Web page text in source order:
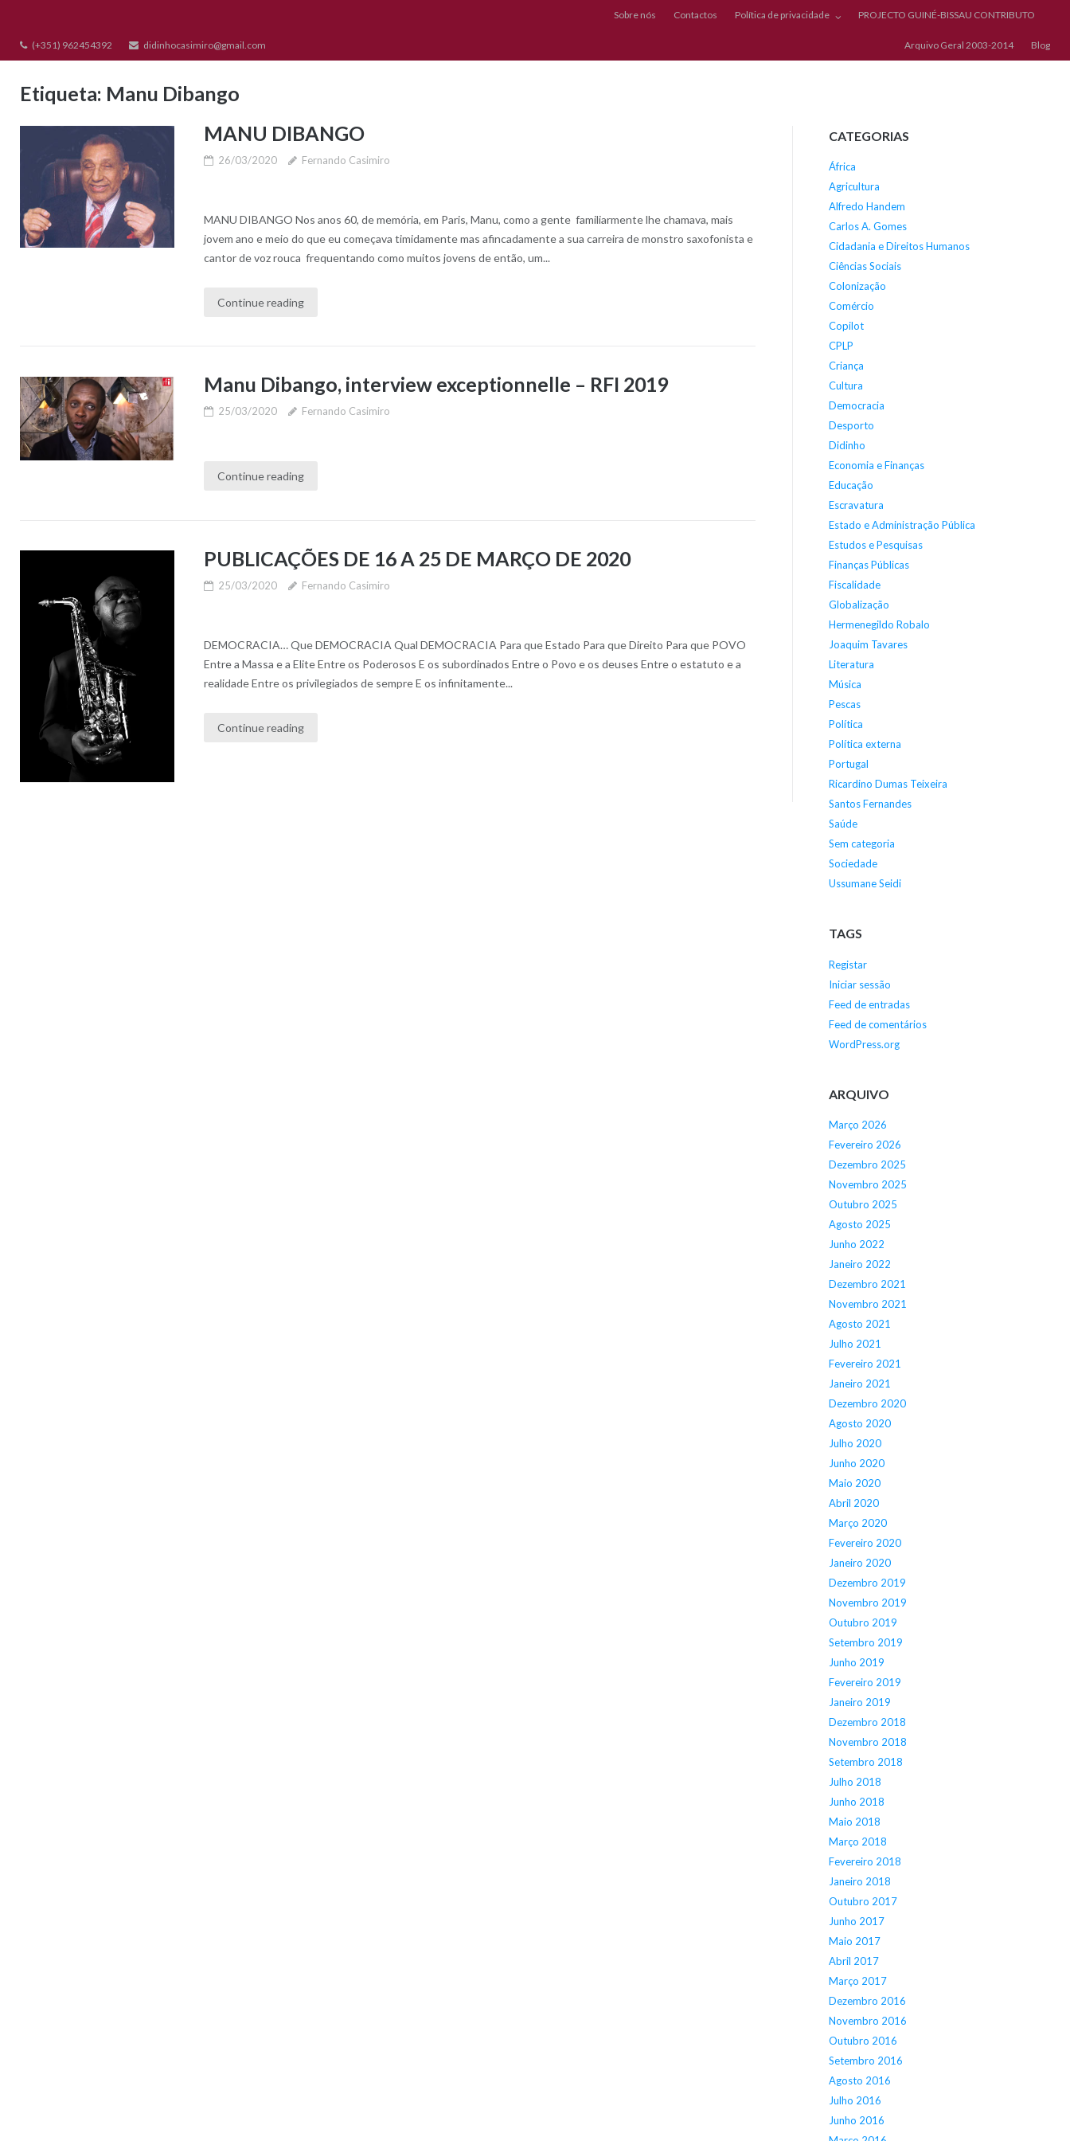
content(+351) 962454392 didinhocasimiro@gmail.com
Sobre nós Contactos Política de privacidade PROJECTO GUINÉ-BISSAU CONTRIBUTO
Arquivo Geral 2003-2014 Blog
Etiqueta: Manu Dibango
MANU DIBANGO
26/03/2020 Fernando Casimiro
MANU DIBANGO Nos anos 60, de memória, em Paris, Manu, como a gente familiarmente lhe chamava, mais
jovem ano e meio do que eu começava timidamente mas afincadamente a sua carreira de monstro saxofonista e
cantor de voz rouca frequentando como muitos jovens de então, um...
Continue reading
Manu Dibango, interview exceptionnelle – RFI 2019
25/03/2020 Fernando Casimiro
Continue reading
PUBLICAÇÕES DE 16 A 25 DE MARÇO DE 2020
25/03/2020 Fernando Casimiro
DEMOCRACIA… Que DEMOCRACIA Qual DEMOCRACIA Para que Estado Para que Direito Para que POVO
Entre a Massa e a Elite Entre os Poderosos E os subordinados Entre o Povo e os deuses Entre o estatuto e a
realidade Entre os privilegiados de sempre E os infinitamente...
Continue reading
CATEGORIAS
África
Agricultura
Alfredo Handem
Carlos A. Gomes
Cidadania e Direitos Humanos
Ciências Sociais
Colonização
Comércio
Copilot
CPLP
Criança
Cultura
Democracia
Desporto
Didinho
Economia e Finanças
Educação
Escravatura
Estado e Administração Pública
Estudos e Pesquisas
Finanças Públicas
Fiscalidade
Globalização
Hermenegildo Robalo
Joaquim Tavares
Literatura
Música
Pescas
Política
Política externa
Portugal
Ricardino Dumas Teixeira
Santos Fernandes
Saúde
Sem categoria
Sociedade
Ussumane Seidi
TAGS
Registar
Iniciar sessão
Feed de entradas
Feed de comentários
WordPress.org
ARQUIVO
Março 2026
Fevereiro 2026
Dezembro 2025
Novembro 2025
Outubro 2025
Agosto 2025
Junho 2022
Janeiro 2022
Dezembro 2021
Novembro 2021
Agosto 2021
Julho 2021
Fevereiro 2021
Janeiro 2021
Dezembro 2020
Agosto 2020
Julho 2020
Junho 2020
Maio 2020
Abril 2020
Março 2020
Fevereiro 2020
Janeiro 2020
Dezembro 2019
Novembro 2019
Outubro 2019
Setembro 2019
Junho 2019
Fevereiro 2019
Janeiro 2019
Dezembro 2018
Novembro 2018
Setembro 2018
Julho 2018
Junho 2018
Maio 2018
Março 2018
Fevereiro 2018
Janeiro 2018
Outubro 2017
Junho 2017
Maio 2017
Abril 2017
Março 2017
Dezembro 2016
Novembro 2016
Outubro 2016
Setembro 2016
Agosto 2016
Julho 2016
Junho 2016